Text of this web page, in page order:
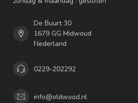
De Buurt 30
1679 GG Midwoud
Nederland
0229-202292
info@oldwood.nl